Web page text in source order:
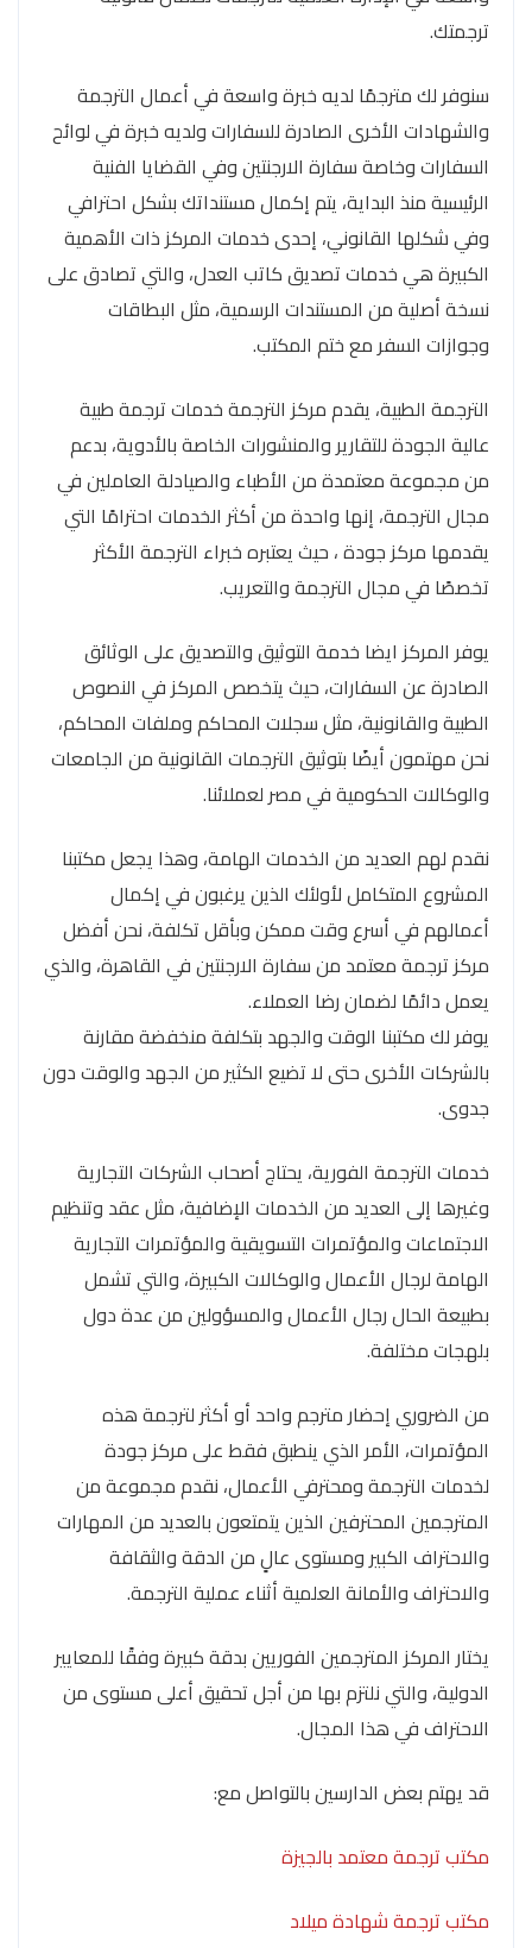
ترجمتك.
سنوفر لك مترجمًا لديه خبرة واسعة في أعمال الترجمة
والشهادات الأخرى الصادرة للسفارات ولديه خبرة في لوائح
السفارات وخاصة سفارة الارجنتين وفي القضايا الفنية
الرئيسية منذ البداية، يتم إكمال مستنداتك بشكل احترافي
وفي شكلها القانوني، إحدى خدمات المركز ذات الأهمية
الكبيرة هي خدمات تصديق كاتب العدل، والتي تصادق على
نسخة أصلية من المستندات الرسمية، مثل البطاقات
وجوازات السفر مع ختم المكتب.
الترجمة الطبية، يقدم مركز الترجمة خدمات ترجمة طبية
عالية الجودة للتقارير والمنشورات الخاصة بالأدوية، بدعم
من مجموعة معتمدة من الأطباء والصيادلة العاملين في
مجال الترجمة، إنها واحدة من أكثر الخدمات احترامًا التي
يقدمها مركز جودة ، حيث يعتبره خبراء الترجمة الأكثر
تخصصًا في مجال الترجمة والتعريب.
يوفر المركز ايضا خدمة التوثيق والتصديق على الوثائق
الصادرة عن السفارات، حيث يتخصص المركز في النصوص
الطبية والقانونية، مثل سجلات المحاكم وملفات المحاكم،
نحن مهتمون أيضًا بتوثيق الترجمات القانونية من الجامعات
والوكالات الحكومية في مصر لعملائنا.
نقدم لهم العديد من الخدمات الهامة، وهذا يجعل مكتبنا
المشروع المتكامل لأولئك الذين يرغبون في إكمال
أعمالهم في أسرع وقت ممكن وبأقل تكلفة، نحن أفضل
مركز ترجمة معتمد من سفارة الارجنتين في القاهرة، والذي
يعمل دائمًا لضمان رضا العملاء.
يوفر لك مكتبنا الوقت والجهد بتكلفة منخفضة مقارنة
بالشركات الأخرى حتى لا تضيع الكثير من الجهد والوقت دون
جدوى.
خدمات الترجمة الفورية، يحتاج أصحاب الشركات التجارية
وغيرها إلى العديد من الخدمات الإضافية، مثل عقد وتنظيم
الاجتماعات والمؤتمرات التسويقية والمؤتمرات التجارية
الهامة لرجال الأعمال والوكالات الكبيرة، والتي تشمل
بطبيعة الحال رجال الأعمال والمسؤولين من عدة دول
بلهجات مختلفة.
من الضروري إحضار مترجم واحد أو أكثر لترجمة هذه
المؤتمرات، الأمر الذي ينطبق فقط على مركز جودة
لخدمات الترجمة ومحترفي الأعمال، نقدم مجموعة من
المترجمين المحترفين الذين يتمتعون بالعديد من المهارات
والاحتراف الكبير ومستوى عالٍ من الدقة والثقافة
والاحتراف والأمانة العلمية أثناء عملية الترجمة.
يختار المركز المترجمين الفوريين بدقة كبيرة وفقًا للمعايير
الدولية، والتي نلتزم بها من أجل تحقيق أعلى مستوى من
الاحتراف في هذا المجال.
قد يهتم بعض الدارسين بالتواصل مع:
مكتب ترجمة معتمد بالجيزة
مكتب ترجمة شهادة ميلاد